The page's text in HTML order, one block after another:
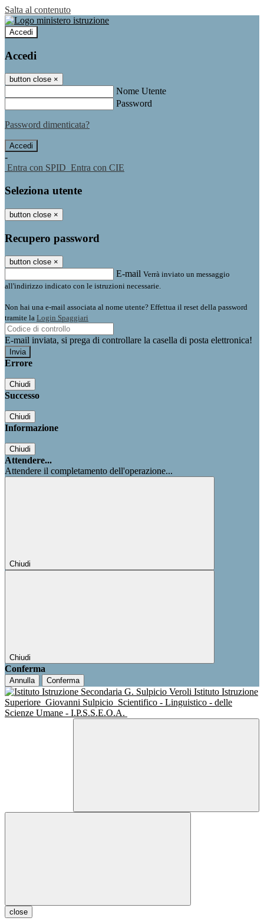
Salta al contenuto
Accedi
Accedi
button close ×
Nome Utente
Password
Password dimenticata?
-
Entra con SPID Entra con CIE
Seleziona utente
button close ×
Recupero password
button close ×
E-mail Verrà inviato un messaggio
all'indirizzo indicato con le istruzioni necessarie.
Non hai una e-mail associata al nome utente? Effettua il reset della password
tramite la Login Spaggiari
E-mail inviata, si prega di controllare la casella di posta elettronica!
Errore
Chiudi
Successo
Chiudi
Informazione
Chiudi
Attendere...
Attendere il completamento dell'operazione...
Chiudi
Chiudi
Conferma
Annulla Conferma
Istituto Istruzione
Superiore Giovanni Sulpicio Scientifico - Linguistico - delle
Scienze Umane - I.P.S.S.E.O.A.
close